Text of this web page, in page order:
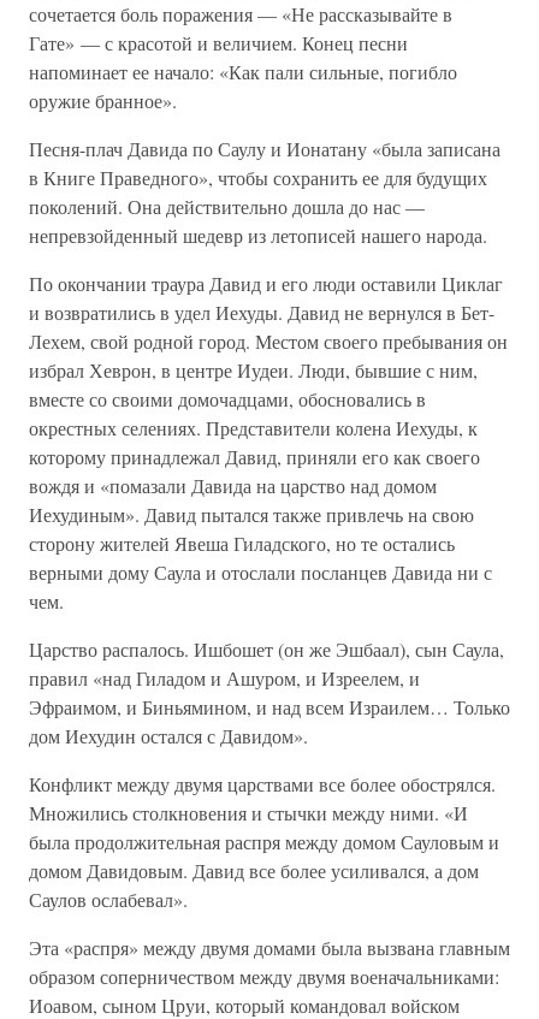
сочетается боль поражения — «Не рассказывайте в
Гате» — с красотой и величием. Конец песни
напоминает ее начало: «Как пали сильные, погибло
оружие бранное».
Песня-плач Давида по Саулу и Ионатану «была записана
в Книге Праведного», чтобы сохранить ее для будущих
поколений. Она действительно дошла до нас —
непревзойденный шедевр из летописей нашего народа.
По окончании траура Давид и его люди оставили Циклаг
и возвратились в удел Иехуды. Давид не вернулся в Бет-
Лехем, свой родной город. Местом своего пребывания он
избрал Хеврон, в центре Иудеи. Люди, бывшие с ним,
вместе со своими домочадцами, обосновались в
окрестных селениях. Представители колена Иехуды, к
которому принадлежал Давид, приняли его как своего
вождя и «помазали Давида на царство над домом
Иехудиным». Давид пытался также привлечь на свою
сторону жителей Явеша Гиладского, но те остались
верными дому Саула и отослали посланцев Давида ни с
чем.
Царство распалось. Ишбошет (он же Эшбаал), сын Саула,
правил «над Гиладом и Ашуром, и Изреелем, и
Эфраимом, и Биньямином, и над всем Израилем… Только
дом Иехудин остался с Давидом».
Конфликт между двумя царствами все более обострялся.
Множились столкновения и стычки между ними. «И
была продолжительная распря между домом Сауловым и
домом Давидовым. Давид все более усиливался, а дом
Саулов ослабевал».
Эта «распря» между двумя домами была вызвана главным
образом соперничеством между двумя военачальниками:
Иоавом, сыном Цруи, который командовал войском